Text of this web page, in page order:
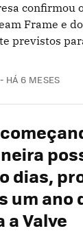
confirmou
Frame e
previstos
HÁ 6 MESES
dias,
um ano
Valve